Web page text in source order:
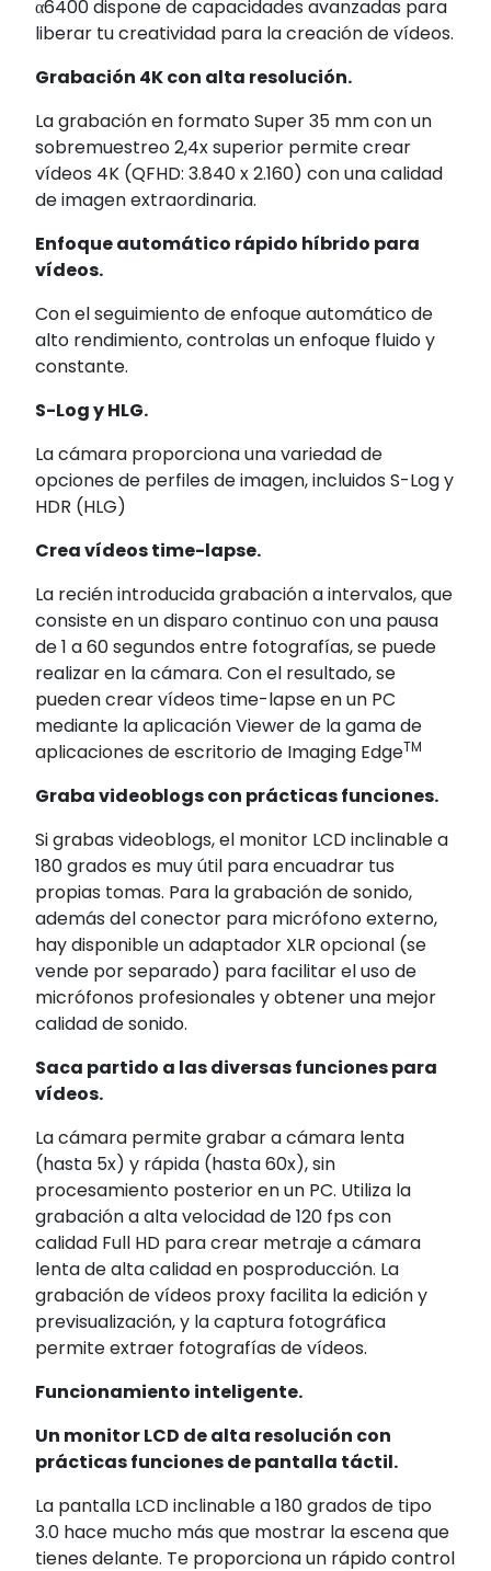
α6400 dispone de capacidades avanzadas para
liberar tu creatividad para la creación de vídeos.
Grabación 4K con alta resolución.
La grabación en formato Super 35 mm con un
sobremuestreo 2,4xsuperior permite crear
vídeos 4K (QFHD: 3.840 x 2.160) con una calidad
de imagen extraordinaria.
Enfoque automático rápido híbrido para
vídeos.
Con el seguimiento de enfoque automático de
alto rendimiento, controlas un enfoque fluido y
constante.
S-Log y HLG.
La cámara proporciona una variedad de
opciones de perfiles de imagen, incluidos S-Log y
HDR (HLG)
Crea vídeos time-lapse.
La recién introducida grabación a intervalos, que
consiste en un disparo continuo con una pausa
de 1 a 60 segundos entre fotografías, se puede
realizar en la cámara. Con el resultado, se
pueden crear vídeos time-lapseen un PC
mediante la aplicación Viewer de la gama de
aplicaciones de escritorio de Imaging EdgeTM
Graba videoblogs con prácticas funciones.
Si grabas videoblogs, el monitor LCD inclinable a
180 grados es muy útil para encuadrar tus
propias tomas. Para la grabación de sonido,
además del conector para micrófono externo,
hay disponible un adaptador XLR opcional (se
vende por separado) para facilitar el uso de
micrófonos profesionales y obtener una mejor
calidad de sonido.
Saca partido a las diversas funciones para
vídeos.
La cámara permite grabar a cámara lenta
(hasta 5x) y rápida (hasta 60x), sin
procesamiento posterior en un PC. Utiliza la
grabación a alta velocidad de 120 fps con
calidad Full HD para crear metraje a cámara
lenta de alta calidad en posproducción. La
grabación de vídeos proxy facilita la edición y
previsualización, y la captura fotográfica
permite extraer fotografías de vídeos.
Funcionamiento inteligente.
Un monitor LCD de alta resolución con
prácticas funciones de pantalla táctil.
La pantalla LCD inclinable a 180 grados de tipo
3.0 hace mucho más que mostrar la escena que
tienes delante. Te proporciona un rápido control